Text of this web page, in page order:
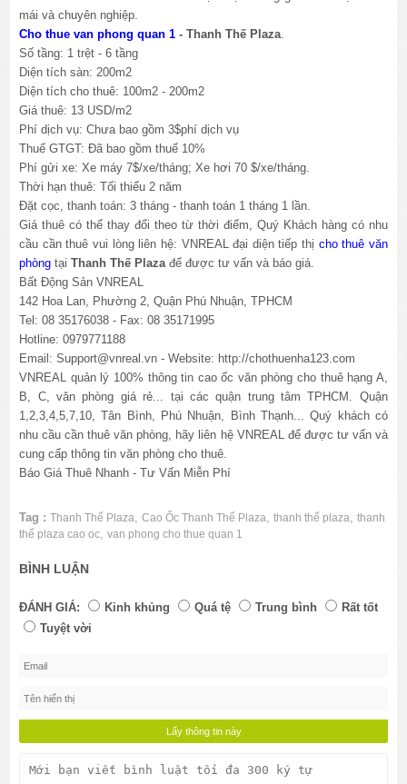
mái và chuyên nghiệp.
Cho thue van phong quan 1 - Thanh Thế Plaza.
Số tầng: 1 trệt - 6 tầng
Diện tích sàn: 200m2
Diện tích cho thuê: 100m2 - 200m2
Giá thuê: 13 USD/m2
Phí dịch vụ: Chưa bao gồm 3$phí dịch vụ
Thuế GTGT: Đãbao gồm thuế 10%
Phí gửi xe: Xe máy 7$/xe/tháng; Xe hơi 70 $/xe/tháng.
Thời hạn thuê: Tối thiểu 2 năm
Đặt cọc, thanh toán: 3 tháng - thanh toán 1 tháng 1 lần.
Giá thuê có thể thay đổi theo từ thời điểm, Quý Khách hàng có nhu
cầu cần thuê vui lòng liên hệ: VNREAL đại diện tiếp thị cho thuê văn
phòng tạiThanh Thế Plazađể được tư vấn và báo giá.
Bất Động Sản VNREAL
142 Hoa Lan, Phường 2, Quận Phú Nhuận, TPHCM
Tel: 08 35176038 - Fax: 08 35171995
Hotline: 0979771188
Email: Support@vnreal.vn - Website: http://chothuenha123.com
VNREAL quản lý 100% thông tin cao ốc văn phòng cho thuê hạng A,
B, C, văn phòng giá rẻ... tại các quận trung tâm TPHCM. Quận
1,2,3,4,5,7,10, Tân Bình, Phú Nhuận, Bình Thạnh... Quý khách có
nhu cầu cần thuê văn phòng, hãy liên hệ VNREAL để được tư vấn và
cung cấp thông tin văn phòng cho thuê.
Báo Giá Thuê Nhanh - Tư Vấn Miễn Phí
Tag : Thanh Thế Plaza,Cao Ốc Thanh Thế Plaza,thanh thế plaza,thanh
thế plaza cao oc,van phong cho thue quan 1
BÌNH LUẬN
ĐÁNH GIÁ: Kinh khủng Quá tệ Trung bình
Rất tốt
Tuyệt vời